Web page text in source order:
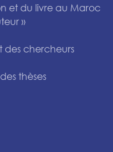
et du livre au Maroc
»
chercheurs
thèses